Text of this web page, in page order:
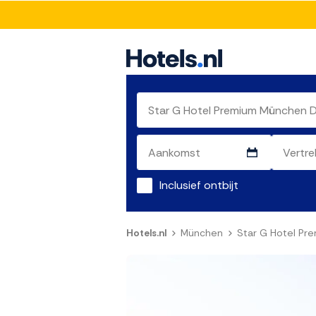
Inclusief ontbijt
Hotels.nl München Star G Hotel